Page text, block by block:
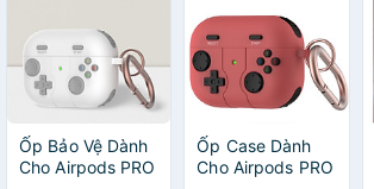
Ốp Bảo Vệ Dành
Cho Airpods PRO
Ốp Case Dành
Cho Airpods PRO